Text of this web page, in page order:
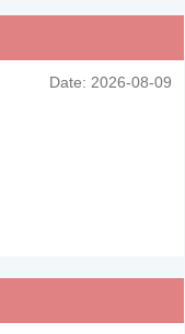
Date: 2026-08-09